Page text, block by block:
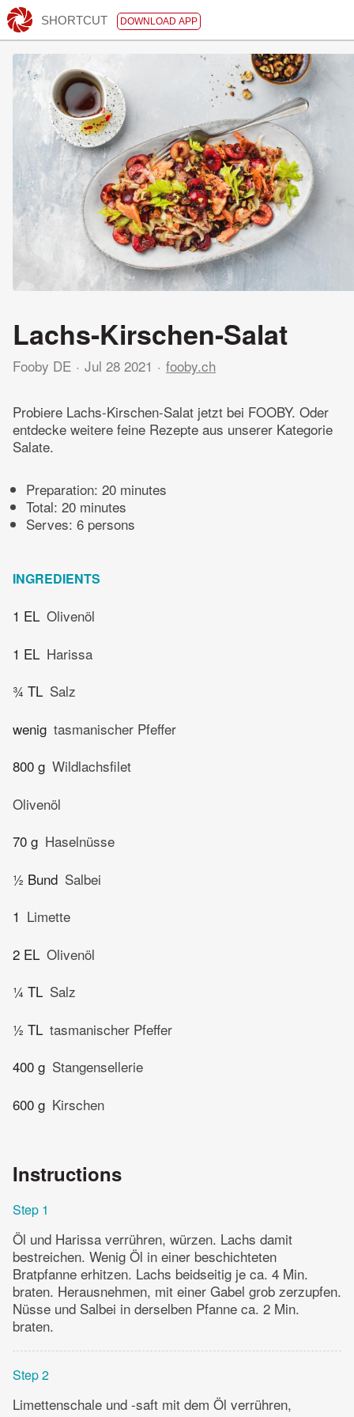
SHORTCUT DOWNLOAD APP
Lachs-Kirschen-Salat
Fooby DE Jul 28 2021 fooby.ch
Probiere Lachs-Kirschen-Salat jetzt bei FOOBY. Oder
entdecke weitere feine Rezepte aus unserer Kategorie
Salate.
Preparation: 20 minutes
Total: 20 minutes
Serves: 6 persons
INGREDIENTS
1 EL Olivenöl
1 EL Harissa
¾ TL Salz
wenig tasmanischer Pfeffer
800 g Wildlachsfilet
Olivenöl
70 g Haselnüsse
½ Bund Salbei
1 Limette
2 EL Olivenöl
¼ TL Salz
½ TL tasmanischer Pfeffer
400 g Stangensellerie
600 g Kirschen
Instructions
Step 1
Öl und Harissa verrühren, würzen. Lachs damit
bestreichen. Wenig Öl in einer beschichteten
Bratpfanne erhitzen. Lachs beidseitig je ca. 4 Min.
braten. Herausnehmen, mit einer Gabel grob zerzupfen.
Nüsse und Salbei in derselben Pfanne ca. 2 Min.
braten.
Step 2
Limettenschale und -saft mit dem Öl verrühren,